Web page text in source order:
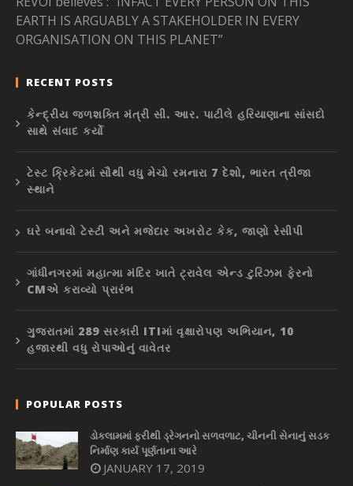
EARTH IS ARGUABLY A STAKEHOLDER IN EVERY
ORGANISATION ON THIS PLANET”
RECENT POSTS
કેન્દ્રીય જળશક્તિ મંત્રી સી. આર. પાટીલે હરિયાણાના સાંસદો
સાથે સંવાદ કર્યો
ટેસ્ટ ક્રિકેટમાં સૌથી વધુ મેચો રમનારા 7 દેશો, ભારત ત્રીજા
સ્થાને
ઘરે બનાવો ટેસ્ટી અને મજેદાર અખરોટ કેક, જાણો રેસીપી
ગાંધીનગરમાં મહાત્મા મંદિર ખાતે ટ્રાવેલ એન્ડ ટુરિઝમ ફેરનો
CMએ કરાવ્યો પ્રારંભ
ગુજરાતમાં 289 સરકારી ITIમાં વૃક્ષારોપણ અભિયાન, 10
હજારથી વધુ રોપાઓનું વાવેતર
POPULAR POSTS
ડોકલામમાં ફરીથી ડ્રેગનનો સળવળાટ, ચીનની સેનાનું સડક
નિર્માણ કાર્ય પૂર્ણતાના આરે
JANUARY 17, 2019